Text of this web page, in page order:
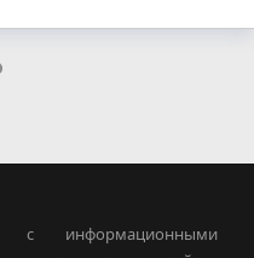
почта
Ссылка
с информационными